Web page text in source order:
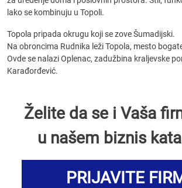
lako se kombinuju u Topoli.
Topola pripada okrugu koji se zove Šumadijski.
Na obroncima Rudnika leži Topola, mesto
Ovde se nalazi Oplenac, zadužbina kraljevske
Karađorđević.
Želite da se i Vaša
u našem biznis
PRIJAVITE